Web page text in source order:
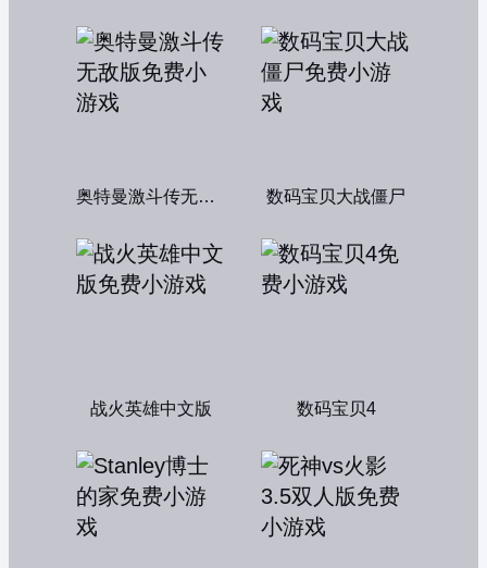
奥特曼激斗传无敌版 数码宝贝大战僵尸
战火英雄中文版 数码宝贝4